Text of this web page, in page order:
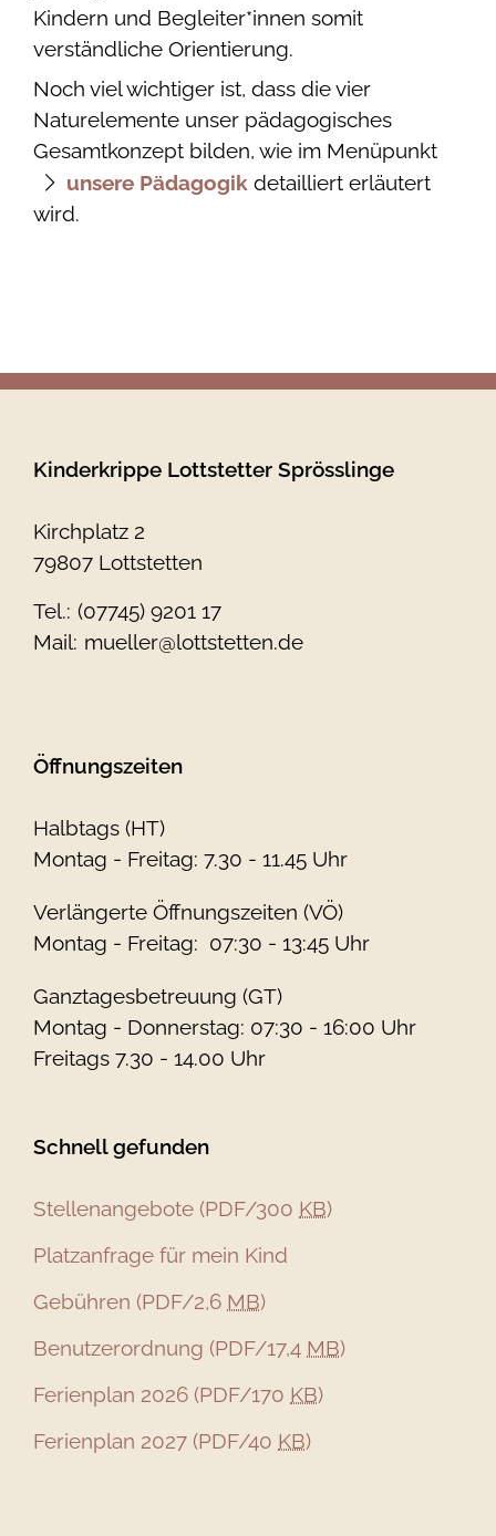
Kindern und Begleiter*innen somit
verständliche Orientierung.
Noch viel wichtiger ist, dass die vier
Naturelemente unser pädagogisches
Gesamtkonzept bilden, wie im Menüpunkt
unsere Pädagogik detailliert erläutert
wird.
Kinderkrippe Lottstetter Sprösslinge
Kirchplatz 2
79807 Lottstetten
Tel.: (07745) 9201 17
Mail: mueller@lottstetten.de
Öffnungszeiten
Halbtags (HT)
Montag - Freitag: 7.30 - 11.45 Uhr
Verlängerte Öffnungszeiten (VÖ)
Montag - Freitag: 07:30 - 13:45 Uhr
Ganztagesbetreuung (GT)
Montag - Donnerstag: 07:30 - 16:00 Uhr
Freitags 7.30 - 14.00 Uhr
Schnell gefunden
Stellenangebote (PDF/300 KB)
Platzanfrage für mein Kind
Gebühren (PDF/2,6 MB)
Benutzerordnung (PDF/17,4 MB)
Ferienplan 2026 (PDF/170 KB)
Ferienplan 2027 (PDF/40 KB)